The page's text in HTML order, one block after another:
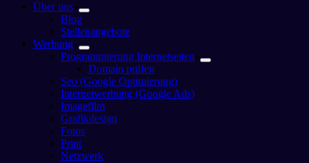
Über uns
Blog
Stellenangebote
Werbung
Programmierung Internetseiten
Domain prüfen
Seo (Google Optimierung)
Internetwerbung (Google Ads)
Imagefilm
Grafikdesign
Fotos
Print
Netzwerk